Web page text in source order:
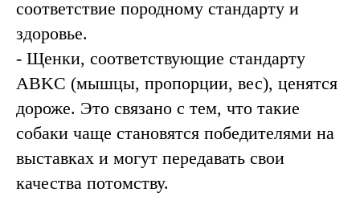
соответствие породному стандарту и
здоровье.
- Щенки, соответствующие стандарту
ABKC (мышцы, пропорции, вес), ценятся
дороже. Это связано с тем, что такие
собаки чаще становятся победителями на
выставках и могут передавать свои
качества потомству.